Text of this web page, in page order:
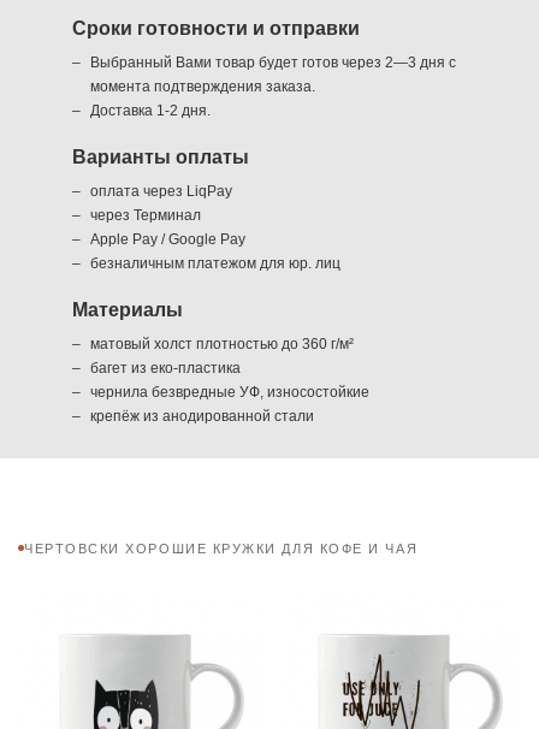
Сроки готовности и отправки
Выбранный Вами товар будет готов через 2—3 дня с
момента подтверждения заказа.
Доставка 1-2 дня.
Варианты оплаты
оплата через LiqPay
через Терминал
Apple Pay / Google Pay
безналичным платежом для юр. лиц
Материалы
матовый холст плотностью до 360 г/м²
багет из еко-пластика
чернила безвредные УФ, износостойкие
крепёж из анодированной стали
ЧЕРТОВСКИ ХОРОШИЕ КРУЖКИ ДЛЯ КОФЕ И ЧАЯ